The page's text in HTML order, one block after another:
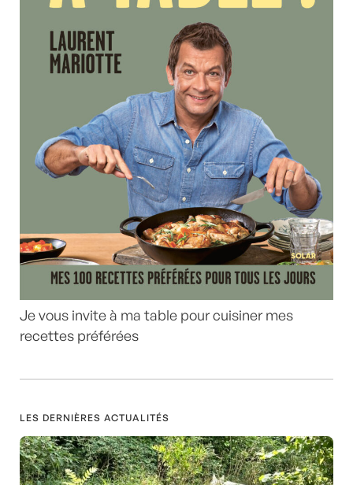
Je vous invite à ma table pour cuisiner mes
recettes préférées
LES DERNIÈRES ACTUALITÉS